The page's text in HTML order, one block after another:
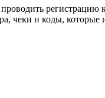
чеки и коды,